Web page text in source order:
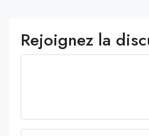
Rejoignez la